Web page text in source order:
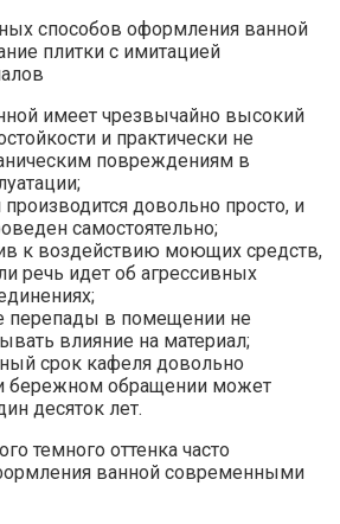
способов оформления ванной
плитки с имитацией
имеет чрезвычайно высокий
и практически не
повреждениям в
довольно просто, и
самостоятельно;
к воздействию моющих средств,
речь идет об агрессивных
перепады в помещении не
влияние на материал;
срок кафеля довольно
бережном обращении может
десяток лет.